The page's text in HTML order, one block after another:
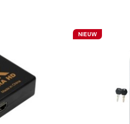
NIEUW